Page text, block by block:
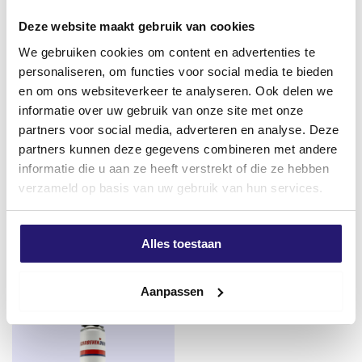
Deze website maakt gebruik van cookies
We gebruiken cookies om content en advertenties te
personaliseren, om functies voor social media te bieden
en om ons websiteverkeer te analyseren. Ook delen we
informatie over uw gebruik van onze site met onze
partners voor social media, adverteren en analyse. Deze
partners kunnen deze gegevens combineren met andere
informatie die u aan ze heeft verstrekt of die ze hebben
verzameld op basis van uw gebruik van hun services.
Alles toestaan
Aanpassen
– Excellente absorption des vibrations mécaniques et
Applications
– Mastic d’étanchéité largement applicable, à utiliser
comme adhésif d’assemblage et de construction, pour
fenêtres, façades, vérandas et autres.
– A utiliser dans les lieux où les denrées alimentaires
– Scellant adhésif pour tuiles, briques, feuilles EPDM,
plinthes, lattes, bandes, plaques, moulures, panneaux
Pistolet à calfeutrer
économique 310ml
excl. BTW:€10,33
Disque à découper Rhodius Ø
125 x 1,0mm pour l’acier et
l’acier inoxydable
€0,72
excl. BTW:
En stock